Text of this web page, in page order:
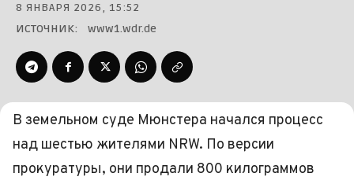
8 ЯНВАРЯ 2026, 15:52
ИСТОЧНИК:
www1.wdr.de
В земельном суде Мюнстера начался процесс
над шестью жителями NRW. По версии
прокуратуры, они продали 800 килограммов